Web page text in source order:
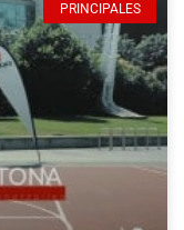
PRINCIPALES